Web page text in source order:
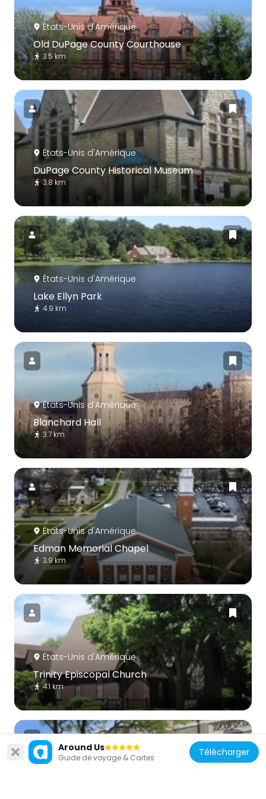
États-Unis d'Amérique
Old DuPage County Courthouse
3.5 km
États-Unis d'Amérique
DuPage County Historical Museum
3.8 km
États-Unis d'Amérique
Lake Ellyn Park
4.9 km
États-Unis d'Amérique
Blanchard Hall
3.7 km
États-Unis d'Amérique
Edman Memorial Chapel
3.9 km
États-Unis d'Amérique
Trinity Episcopal Church
4.1 km
Around Us
Guide de voyage & Cartes Télécharger